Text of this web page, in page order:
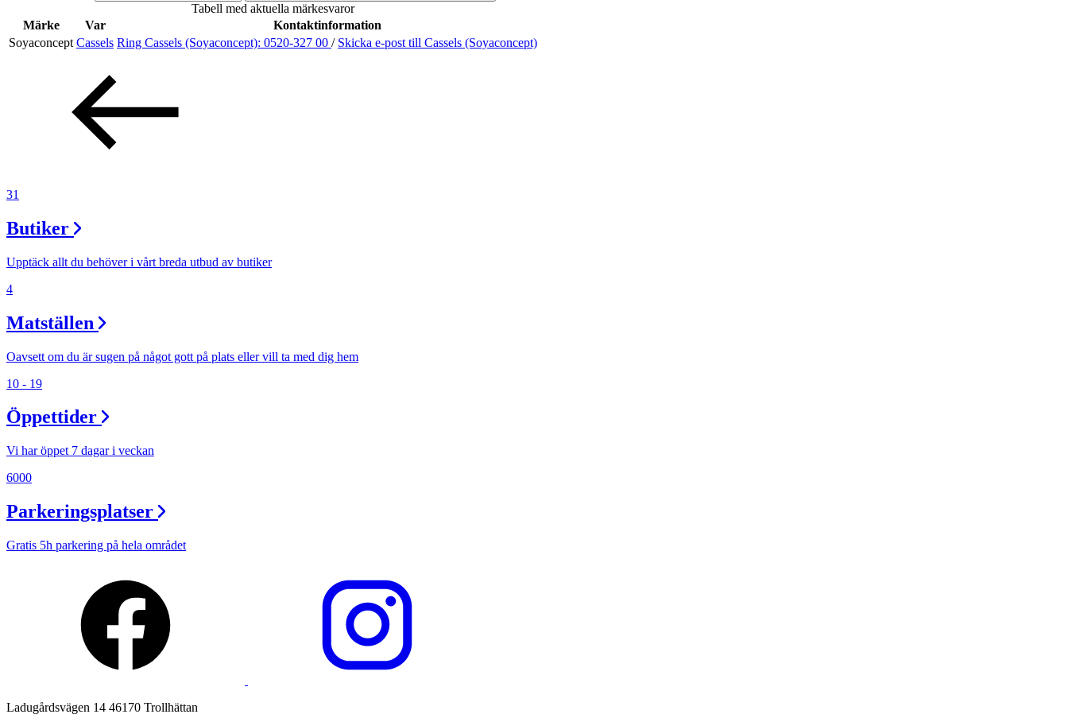
Evenemang
Erbjudanden
Kundklubb
Sök
Öppettider
Praktisk information
Magasin
Presentkort
Tabell med aktuella märkesvaror
Märke
Var
Kontaktinformation
Soyaconcept Cassels Ring Cassels (Soyaconcept): 0520-327 00 / Skicka e-post till Cassels (Soyaconcept)
31
Butiker
Upptäck allt du behöver i vårt breda utbud av butiker
4
Matställen
Oavsett om du är sugen på något gott på plats eller vill ta med dig hem
10 - 19
Öppettider
Vi har öppet 7 dagar i veckan
6000
Parkeringsplatser
Gratis 5h parkering på hela området
Ladugårdsvägen 14 46170 Trollhättan